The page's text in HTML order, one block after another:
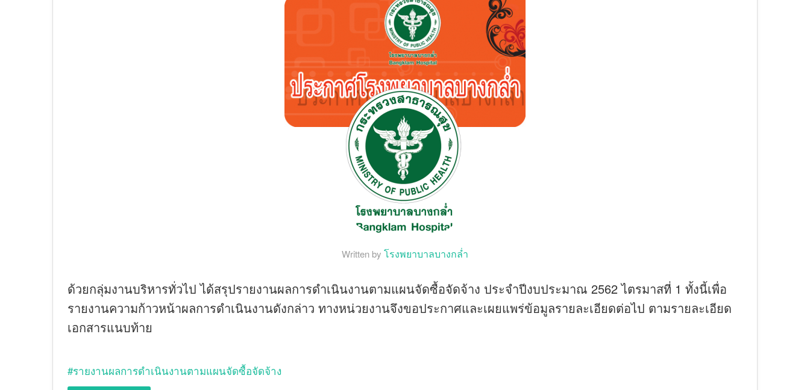
Written by โรงพยาบาลบางกล่ำ
ด้วยกลุ่มงานบริหารทั่วไป ได้สรุปรายงานผลการดำเนินงานตามแผนจัดซื้อจัดจ้าง ประจำปีงบประมาณ 2562 ไตรมาสที่ 1 ทั้งนี้เพื่อ
รายงานความก้าวหน้าผลการดำเนินงานดังกล่าว ทางหน่วยงานจึงขอประกาศและเผยแพร่ข้อมูลรายละเอียดต่อไป ตามรายละเอียด
เอกสารแนบท้าย
รายงานผลการดำเนินงานตามแผนจัดซื้อจัดจ้าง